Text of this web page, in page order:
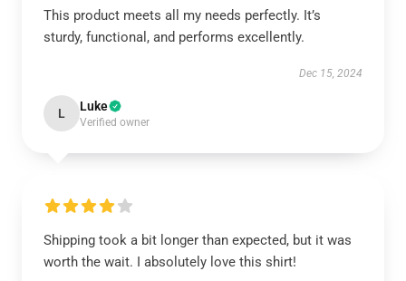
This product meets all my needs perfectly. It’s
sturdy, functional, and performs excellently.
Dec 15, 2024
L Luke
Verified owner
Shipping took a bit longer than expected, but it was
worth the wait. I absolutely love this shirt!